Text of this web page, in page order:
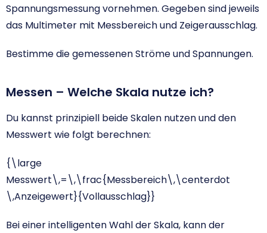
Spannungsmessung vornehmen. Gegeben sind jeweils
das Multimeter mit Messbereich und Zeigerausschlag.
Bestimme die gemessenen Ströme und Spannungen.
Messen – Welche Skala nutze ich?
Du kannst prinzipiell beide Skalen nutzen und den
Messwert wie folgt berechnen:
{\large
Messwert\,=\,\frac{Messbereich\,\centerdot
\,Anzeigewert}{Vollausschlag}}
Bei einer intelligenten Wahl der Skala, kann der